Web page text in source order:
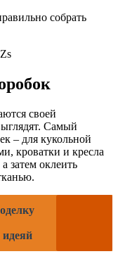
собрать
своей
Самый
– для кукольной
кроватки и кресла
затем оклеить
идеяй